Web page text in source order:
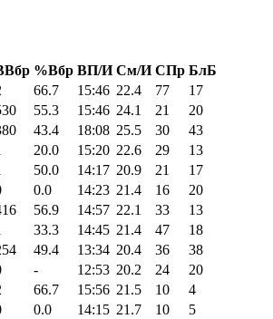
%Вбр ВП/И См/И СПр БлБ
66.7 15:46 22.4 77
17
55.3 15:46 24.1 21
20
43.4 18:08 25.5 30
43
20.0 15:20 22.6 29
13
50.0 14:17 20.9 21
17
0.0 14:23 21.4 16
20
56.9 14:57 22.1 33
13
33.3 14:45 21.4 47
18
49.4 13:34 20.4 36
38
- 12:53 20.2 24
20
66.7 15:56 21.5 10
4
0.0 14:15 21.7 10
5